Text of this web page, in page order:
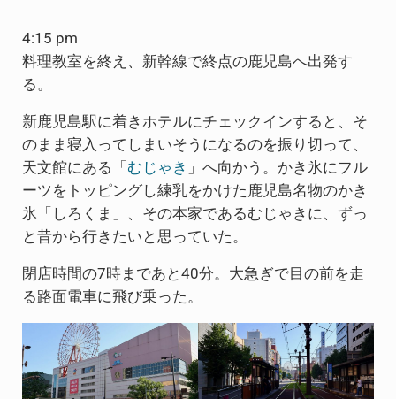
4:15 pm
料理教室を終え、新幹線で終点の鹿児島へ出発す
る。
新鹿児島駅に着きホテルにチェックインすると、そ
のまま寝入ってしまいそうになるのを振り切って、
天文館にある「 むじゃき 」へ向かう。かき氷にフル
ーツをトッピングし練乳をかけた鹿児島名物のかき
氷「しろくま」、その本家であるむじゃきに、ずっ
と昔から行きたいと思っていた。
閉店時間の7時まであと40分。大急ぎで目の前を走
る路面電車に飛び乗った。